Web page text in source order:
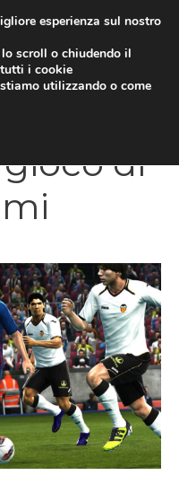
di
esperienza sul nostro
scroll o chiudendo il
tutti i cookie
utilizzando o come